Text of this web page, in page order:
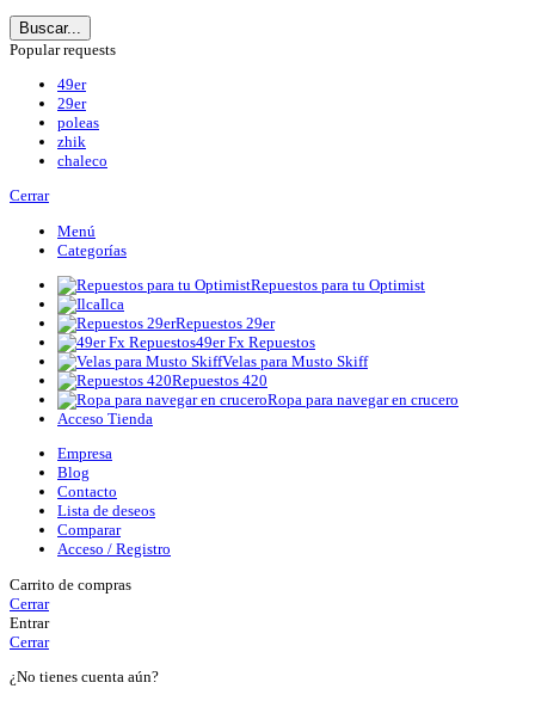
Buscar...
Popular requests
49er
29er
poleas
zhik
chaleco
Cerrar
Menú
Categorías
Repuestos para tu Optimist
Ilca
Repuestos 29er
49er Fx Repuestos
Velas para Musto Skiff
Repuestos 420
Ropa para navegar en crucero
Acceso Tienda
Empresa
Blog
Contacto
Lista de deseos
Comparar
Acceso / Registro
Carrito de compras
Cerrar
Entrar
Cerrar
¿No tienes cuenta aún?